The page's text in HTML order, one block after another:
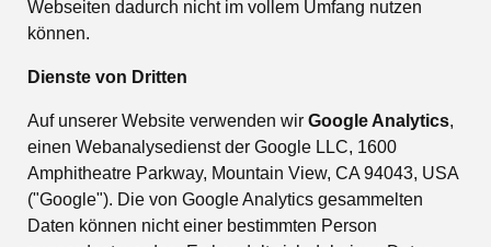
Webseiten dadurch nicht im vollem Umfang nutzen
können.
Dienste von Dritten
Auf unserer Website verwenden wir Google Analytics,
einen Webanalysedienst der Google LLC, 1600
Amphitheatre Parkway, Mountain View, CA 94043, USA
("Google"). Die von Google Analytics gesammelten
Daten können nicht einer bestimmten Person